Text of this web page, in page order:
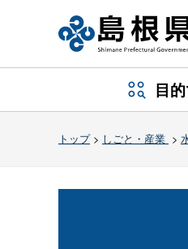
目
トップ> しごと・産業 >